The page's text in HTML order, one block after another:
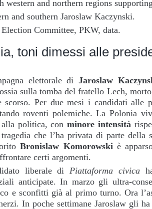
western and northern regions
and southern Jaroslaw Kaczynski.
Committee, PKW, data.
toni dimessi alle
elettorale di Jaroslaw
sulla tomba del fratello Lech,
scorso. Per due mesi i candidati alle
roventi polemiche. La Polonia
alla politica, conminore intensità
che l’ha privata di parte della
Bronislaw Komorowskiè
certi argomenti.
liberale diPiattaforma civica
anticipate. In marzo gli ultra-
e sconfitti già al primo turno. Ora
In poche settimane Jaroslaw gli